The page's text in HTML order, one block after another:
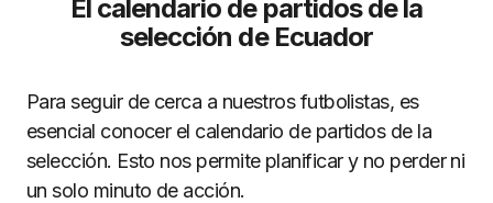
El calendario de partidos de la
selección de Ecuador
Para seguir de cerca a nuestros futbolistas, es
esencial conocer el calendario de partidos de la
selección. Esto nos permite planificar y no perder ni
un solo minuto de acción.